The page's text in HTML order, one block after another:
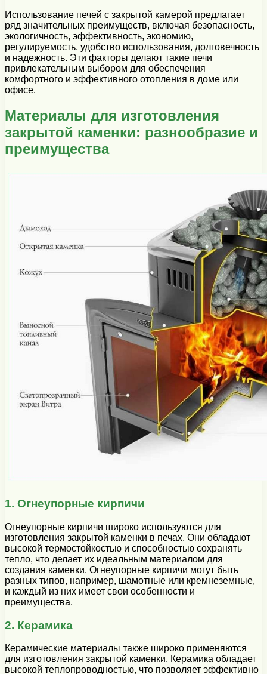
Использование печей с закрытой камерой предлагает
ряд значительных преимуществ, включая безопасность,
экологичность, эффективность, экономию,
регулируемость, удобство использования, долговечность
и надежность. Эти факторы делают такие печи
привлекательным выбором для обеспечения
комфортного и эффективного отопления в доме или
офисе.
Материалы для изготовления
закрытой каменки: разнообразие и
преимущества
1. Огнеупорные кирпичи
Огнеупорные кирпичи широко используются для
изготовления закрытой каменки в печах. Они обладают
высокой термостойкостью и способностью сохранять
тепло, что делает их идеальным материалом для
создания каменки. Огнеупорные кирпичи могут быть
разных типов, например, шамотные или кремнеземные,
и каждый из них имеет свои особенности и
преимущества.
2. Керамика
Керамические материалы также широко применяются
для изготовления закрытой каменки. Керамика обладает
высокой теплопроводностью, что позволяет эффективно